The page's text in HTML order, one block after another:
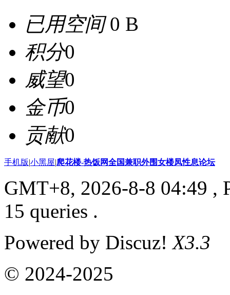
已用空间0 B
积分0
威望0
金币0
贡献0
手机版|小黑屋|爬花楼-热饭网全国兼职外围女楼凤性息论坛
GMT+8, 2026-8-8 04:49 ,
15 queries .
Powered by Discuz!X3.3
© 2024-2025